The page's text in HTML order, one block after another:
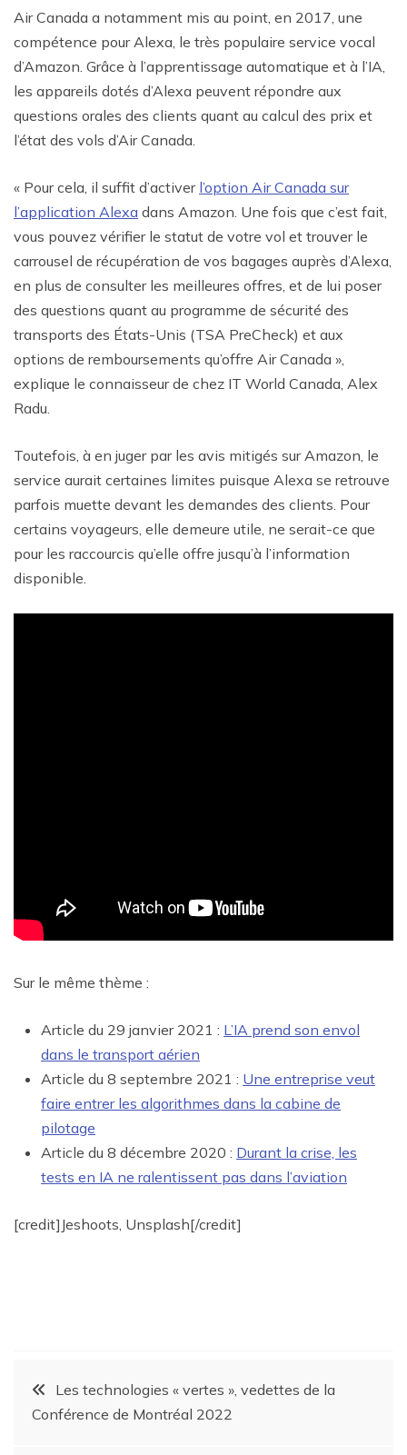
Air Canada a notamment mis au point, en 2017, une
compétence pour Alexa, le très populaire service vocal
d’Amazon. Grâce à l’apprentissage automatique et à l’IA,
les appareils dotés d’Alexa peuvent répondre aux
questions orales des clients quant au calcul des prix et
l’état des vols d’Air Canada.
« Pour cela, il suffit d’activer l’option Air Canada sur
l’application Alexa dans Amazon. Une fois que c’est fait,
vous pouvez vérifier le statut de votre vol et trouver le
carrousel de récupération de vos bagages auprès d’Alexa,
en plus de consulter les meilleures offres, et de lui poser
des questions quant au programme de sécurité des
transports des États-Unis (TSA PreCheck) et aux
options de remboursements qu’offre Air Canada »,
explique le connaisseur de chez IT World Canada, Alex
Radu.
Toutefois, à en juger par les avis mitigés sur Amazon, le
service aurait certaines limites puisque Alexa se retrouve
parfois muette devant les demandes des clients. Pour
certains voyageurs, elle demeure utile, ne serait-ce que
pour les raccourcis qu’elle offre jusqu’à l’information
disponible.
Sur le même thème :
Article du 29 janvier 2021 : L’IA prend son envol
dans le transport aérien
Article du 8 septembre 2021 : Une entreprise veut
faire entrer les algorithmes dans la cabine de
pilotage
Article du 8 décembre 2020 : Durant la crise, les
tests en IA ne ralentissent pas dans l’aviation
[credit]Jeshoots, Unsplash[/credit]
Les technologies « vertes », vedettes de la
Conférence de Montréal 2022